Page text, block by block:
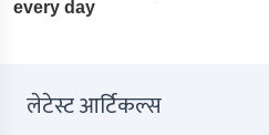
लेटेस्ट आर्टिकल्स